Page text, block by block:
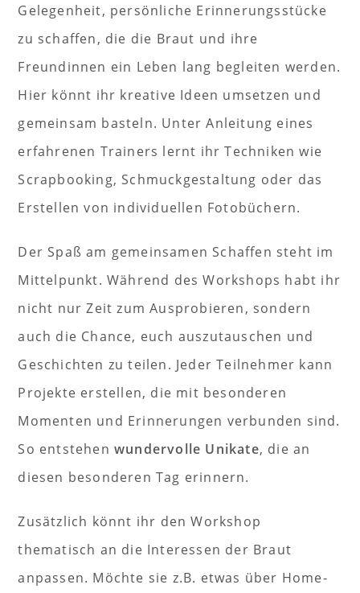
Gelegenheit, persönliche Erinnerungsstücke
zu schaffen, die die Braut und ihre
Freundinnen ein Leben lang begleiten werden.
Hier könnt ihr kreative Ideen umsetzen und
gemeinsam basteln. Unter Anleitung eines
erfahrenen Trainers lernt ihr Techniken wie
Scrapbooking, Schmuckgestaltung oder das
Erstellen von individuellen Fotobüchern.
Der Spaß am gemeinsamen Schaffen steht im
Mittelpunkt. Während des Workshops habt ihr
nicht nur Zeit zum Ausprobieren, sondern
auch die Chance, euch auszutauschen und
Geschichten zu teilen. Jeder Teilnehmer kann
Projekte erstellen, die mit besonderen
Momenten und Erinnerungen verbunden sind.
So entstehenwundervolle Unikate, die an
diesen besonderen Tag erinnern.
Zusätzlich könnt ihr den Workshop
thematisch an die Interessen der Braut
anpassen. Möchte sie z.B. etwas über Home-